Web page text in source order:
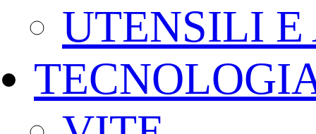
UTENSILI E